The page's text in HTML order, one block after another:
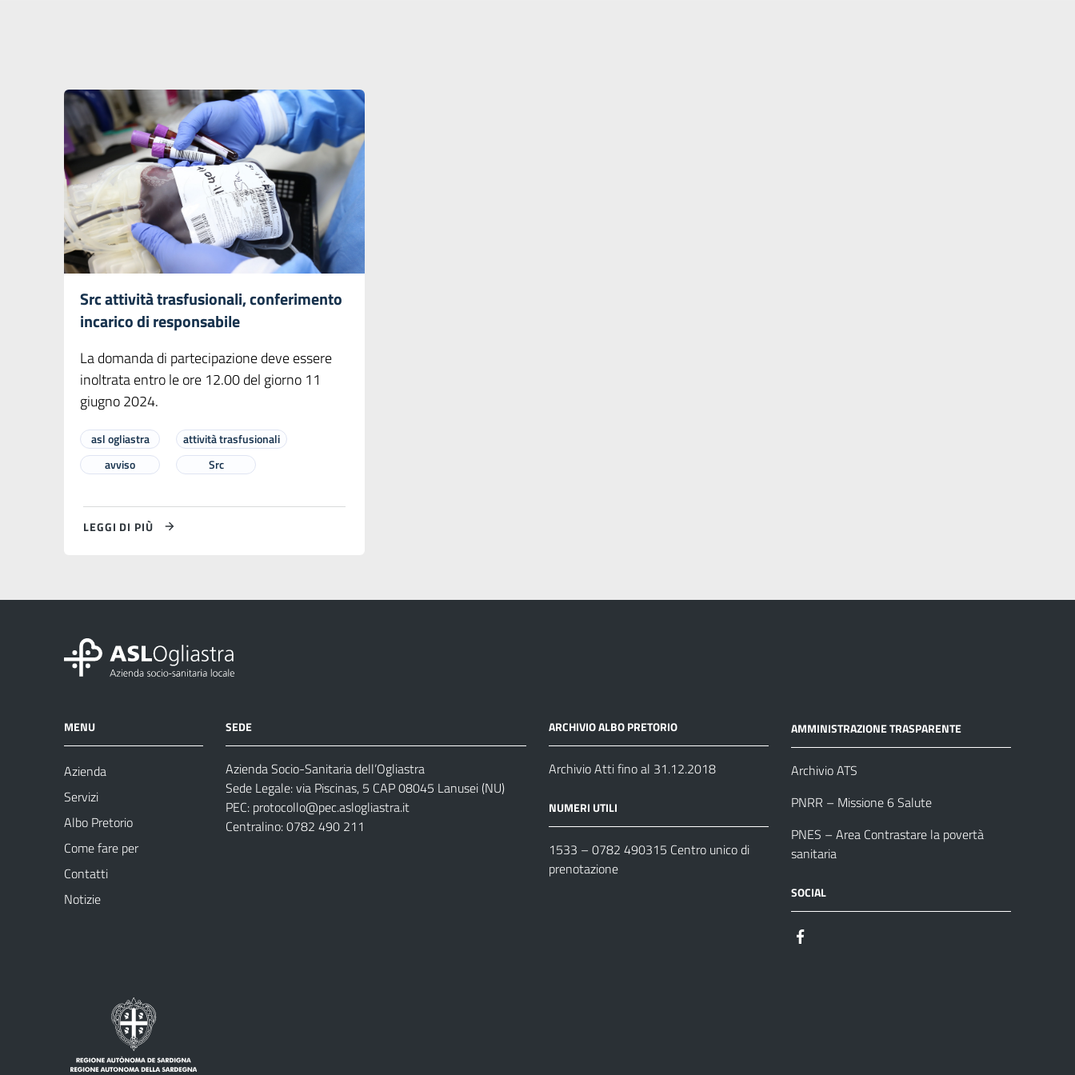
Src attività trasfusionali, conferimento
incarico di responsabile
La domanda di partecipazione deve essere
inoltrata entro le ore 12.00 del giorno 11
giugno 2024.
asl ogliastra
attività trasfusionali
avviso
Src
LEGGI DI PIÙ
MENU
Azienda
Servizi
Albo Pretorio
Come fare per
Contatti
Notizie
SEDE
Azienda Socio-Sanitaria dell’Ogliastra
Sede Legale: via Piscinas, 5 CAP 08045 Lanusei (NU)
PEC: protocollo@pec.aslogliastra.it
Centralino: 0782 490 211
ARCHIVIO ALBO PRETORIO
Archivio Atti fino al 31.12.2018
NUMERI UTILI
1533 – 0782 490315 Centro unico di
prenotazione
AMMINISTRAZIONE TRASPARENTE
Archivio ATS
PNRR – Missione 6 Salute
PNES – Area Contrastare la povertà
sanitaria
SOCIAL